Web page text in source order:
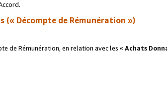
(« Décompte de Rémunération »)
de Rémunération, en relation avec les « Achats